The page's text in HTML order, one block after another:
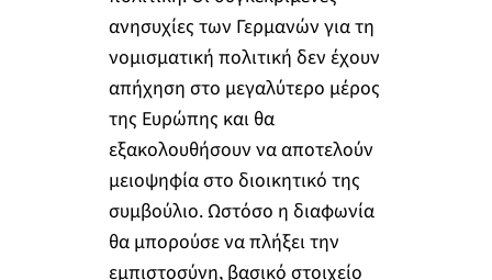
ανησυχίες των Γερμανών για τη
νομισματική πολιτική δεν έχουν
απήχηση στο μεγαλύτερο μέρος
της Ευρώπης και θα
εξακολουθήσουν να αποτελούν
μειοψηφία στο διοικητικό της
συμβούλιο. Ωστόσο η διαφωνία
θα μπορούσε να πλήξει την
εμπιστοσύνη, βασικό στοιχείο